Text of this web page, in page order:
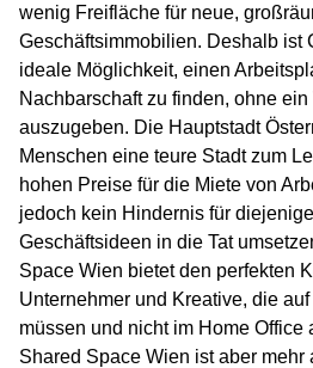
wenig Freifläche für neue,
Geschäftsimmobilien. Deshalb ist
ideale Möglichkeit, einen
Nachbarschaft zu finden, ohne
auszugeben. Die Hauptstadt
Menschen eine teure Stadt zum
hohen Preise für die Miete von
jedoch kein Hindernis für
Geschäftsideen in die Tat
Space Wien bietet den perfekten
Unternehmer und Kreative, die
müssen und nicht im Home Office
Shared Space Wien ist aber mehr